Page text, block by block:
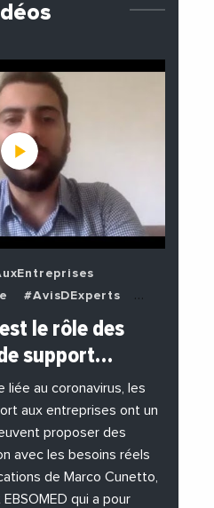
#AvisDExperts
le rôle des
support…
liée au coronavirus, les
aux entreprises ont un
proposer des
avec les besoins réels
de Marco Cunetto,
qui a pour